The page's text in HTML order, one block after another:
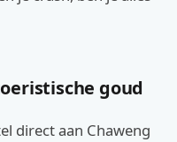
goud
direct aan Chaweng